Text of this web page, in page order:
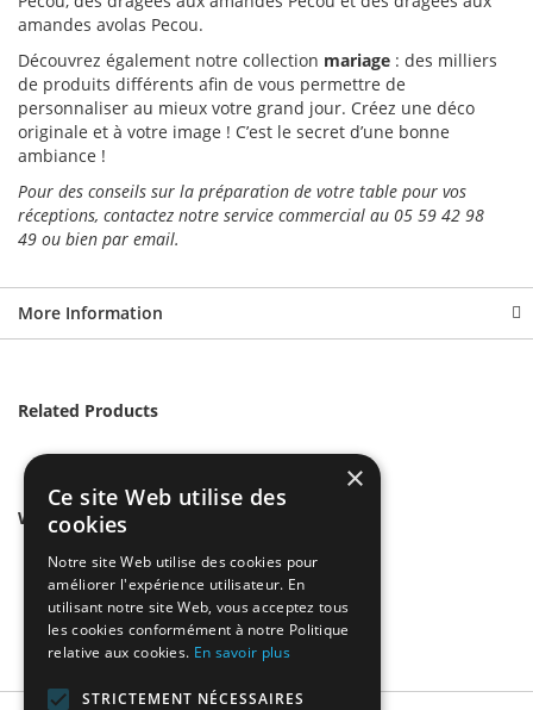
amandes avolas Pecou.
Découvrez également notre collection mariage : des milliers
de produits différents afin de vous permettre de
personnaliser au mieux votre grand jour. Créez une déco
originale et à votre image ! C’est le secret d’une bonne
ambiance !
Pour des conseils sur la préparation de votre table pour vos
réceptions, contactez notre service commercial au 05 59 42 98
49 ou bien par email.
More Information
Related Products
We found other products you might like!
×
Ce site Web utilise des
cookies
Notre site Web utilise des cookies pour
améliorer l'expérience utilisateur. En
utilisant notre site Web, vous acceptez tous
les cookies conformément à notre Politique
relative aux cookies. En savoir plus
STRICTEMENT NÉCESSAIRES